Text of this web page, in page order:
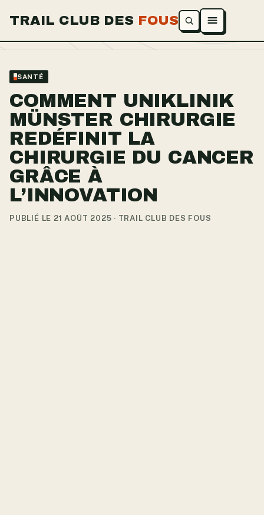
TRAIL CLUB DES FOUS Ouvrir le menu
SANTÉ
COMMENT UNIKLINIK
MÜNSTER CHIRURGIE
REDÉFINIT LA
CHIRURGIE DU CANCER
GRÂCE À
L’INNOVATION
PUBLIÉ LE 21 AOÛT 2025 · TRAIL CLUB DES FOUS